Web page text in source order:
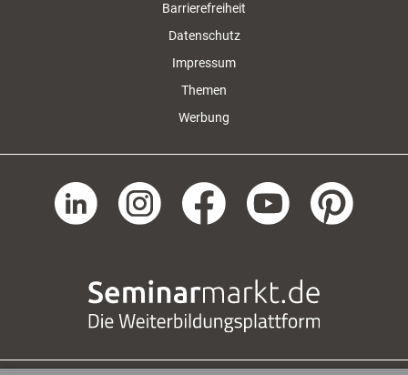
Barrierefreiheit
Datenschutz
Impressum
Themen
Werbung